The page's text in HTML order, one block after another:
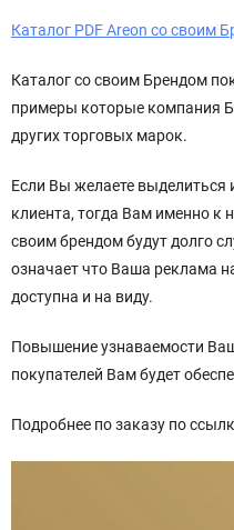
Каталог PDF Areon со своим
Каталог со своим Брендом
примеры которые компания
других торговых марок.
Если Вы желаете выделиться
клиента, тогда Вам именно к
своим брендом будут долго
означает что Ваша реклама
доступна и на виду.
Повышение узнаваемости
покупателей Вам будет
Подробнее по заказу по